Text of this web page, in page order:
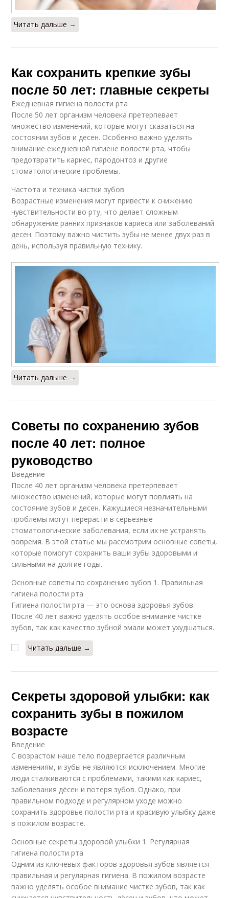
Читать дальше →
Как сохранить крепкие зубы
после 50 лет: главные секреты
Ежедневная гигиена полости рта
После 50 лет организм человека претерпевает
множество изменений, которые могут сказаться на
состоянии зубов и десен. Особенно важно уделять
внимание ежедневной гигиене полости рта, чтобы
предотвратить кариес, пародонтоз и другие
стоматологические проблемы.
Частота и техника чистки зубов
Возрастные изменения могут привести к снижению
чувствительности во рту, что делает сложным
обнаружение ранних признаков кариеса или заболеваний
десен. Поэтому важно чистить зубы не менее двух раз в
день, используя правильную технику.
Читать дальше →
Советы по сохранению зубов
после 40 лет: полное
руководство
Введение
После 40 лет организм человека претерпевает
множество изменений, которые могут повлиять на
состояние зубов и десен. Кажущиеся незначительными
проблемы могут перерасти в серьезные
стоматологические заболевания, если их не устранять
вовремя. В этой статье мы рассмотрим основные советы,
которые помогут сохранить ваши зубы здоровыми и
сильными на долгие годы.
Основные советы по сохранению зубов 1. Правильная
гигиена полости рта
Гигиена полости рта — это основа здоровья зубов.
После 40 лет важно уделять особое внимание чистке
зубов, так как качество зубной эмали может ухудшаться.
Читать дальше →
Секреты здоровой улыбки: как
сохранить зубы в пожилом
возрасте
Введение
С возрастом наше тело подвергается различным
изменениям, и зубы не являются исключением. Многие
люди сталкиваются с проблемами, такими как кариес,
заболевания дёсен и потеря зубов. Однако, при
правильном подходе и регулярном уходе можно
сохранить здоровье полости рта и красивую улыбку даже
в пожилом возрасте.
Основные секреты здоровой улыбки 1. Регулярная
гигиена полости рта
Одним из ключевых факторов здоровья зубов является
правильная и регулярная гигиена. В пожилом возрасте
важно уделять особое внимание чистке зубов, так как